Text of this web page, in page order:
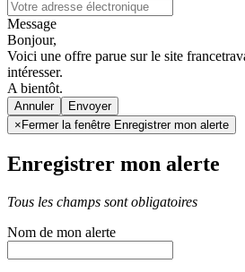
Message
Bonjour,
Voici une offre parue sur le site
intéresser.
A bientôt.
Annuler
× Fermer la fenêtre Enregistrer mon alerte
Enregistrer mon alerte
Tous les champs sont obligatoires
Nom de mon alerte